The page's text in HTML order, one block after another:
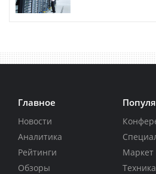
Главное
Новости
Аналитика
Рейтинги
Обзоры
Маркет
Техника